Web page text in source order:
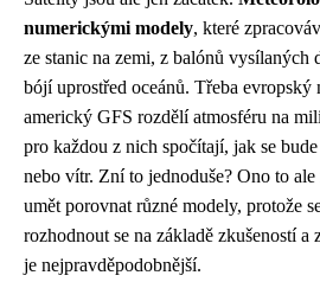
numerickými modely, které
ze stanic na zemi, z balónů vysílaných
bójí uprostřed oceánů. Třeba
americký GFS rozdělí atmosféru na
pro každou z nich spočítají, jak se
nebo vítr. Zní to jednoduše? Ono to
umět porovnat různé modely, protože
rozhodnout se na základě zkušeností a
je nejpravděpodobnější.